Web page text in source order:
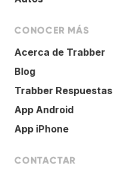
CONOCER MÁS
Acerca de Trabber
Blog
Trabber Respuestas
App Android
App iPhone
CONTACTAR